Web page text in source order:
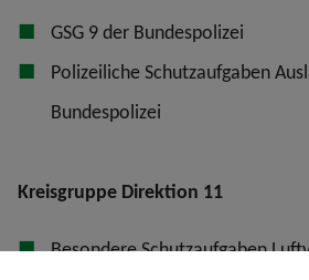
GSG 9 der Bundespolizei
Polizeiliche Schutzaufgaben
Bundespolizei
Kreisgruppe Direktion 11
Besondere Schutzaufgaben